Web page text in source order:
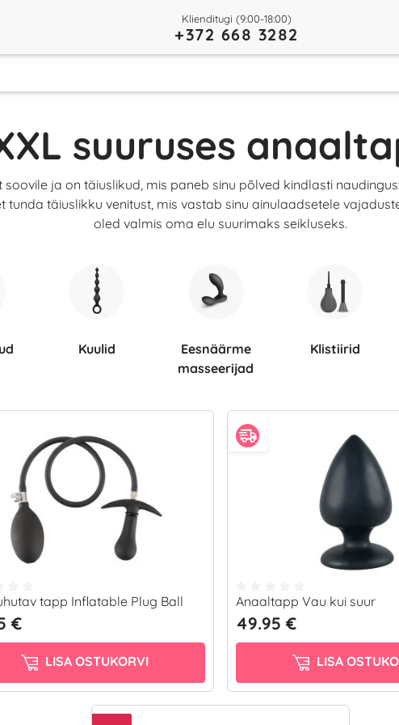
Klienditugi (9:00-18:00)
+372 668 3282
suuruses
ja on täiuslikud, mis paneb sinu põlved kindlasti
tunda täiuslikku venitust, mis vastab sinu ainulaadsetele
oled valmis oma elu suurimaks seikluseks.
Kuulid
Eesnäärme
masseerijad
Klistiirid
tapp Inflatable Plug Ball
€
LISA OSTUKORVI
Anaaltapp Vau kui suur
49.95 €
LISA